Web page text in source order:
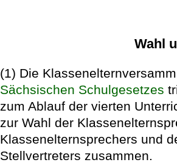
Wahl
(1) Die
Sächsischen Schulgesetzes
zum Ablauf der vierten
zur Wahl der
Klassenelternsprechers und
Stellvertreters zusammen.